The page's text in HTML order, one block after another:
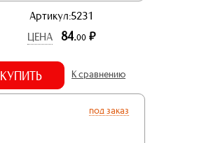
Артикул:5231
ЦЕНА
84.00 р.
КУПИТЬ К сравнению
под заказ